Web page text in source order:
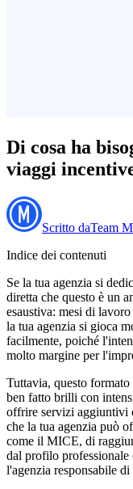
Di cosa ha
viaggi
Scritto daTeam
Indice dei contenuti
Se la tua agenzia si
diretta che questo è un
esaustiva: mesi di
la tua agenzia si gioca
facilmente, poiché
molto margine per
Tuttavia, questo
ben fatto brilli con
offrire servizi aggiuntivi
che la tua agenzia può
come il MICE, di
dal profilo professionale
l'agenzia responsabile